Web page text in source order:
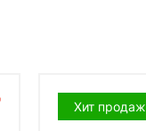
Хит продаж